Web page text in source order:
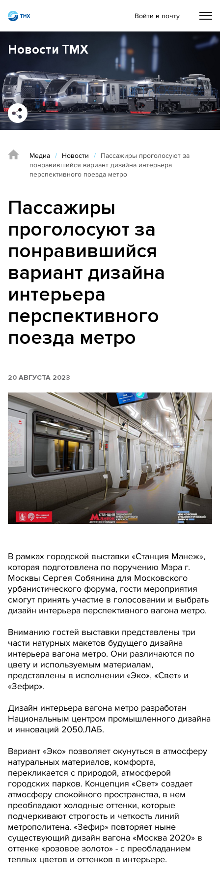
Войти в почту
Новости ТМХ
Медиа / Новости /
Пассажиры проголосуют за
понравившийся вариант дизайна интерьера
перспективного поезда метро
Пассажиры
проголосуют за
понравившийся
вариант дизайна
интерьера
перспективного
поезда метро
20 АВГУСТА 2023
В рамках городской выставки «Станция Манеж»,
которая подготовлена по поручению Мэра г.
Москвы Сергея Собянина для Московского
урбанистического форума, гости мероприятия
смогут принять участие в голосовании и выбрать
дизайн интерьера перспективного вагона метро.
Вниманию гостей выставки представлены три
части натурных макетов будущего дизайна
интерьера вагона метро. Они различаются по
цвету и используемым материалам,
представлены в исполнении «Эко», «Свет» и
«Зефир».
Дизайн интерьера вагона метро разработан
Национальным центром промышленного дизайна
и инноваций 2050.ЛАБ.
Вариант «Эко» позволяет окунуться в атмосферу
натуральных материалов, комфорта,
перекликается с природой, атмосферой
городских парков. Концепция «Свет» создает
атмосферу спокойного пространства, в нем
преобладают холодные оттенки, которые
подчеркивают строгость и четкость линий
метрополитена. «Зефир» повторяет ныне
существующий дизайн вагона «Москва 2020» в
оттенке «розовое золото» - с преобладанием
теплых цветов и оттенков в интерьере.